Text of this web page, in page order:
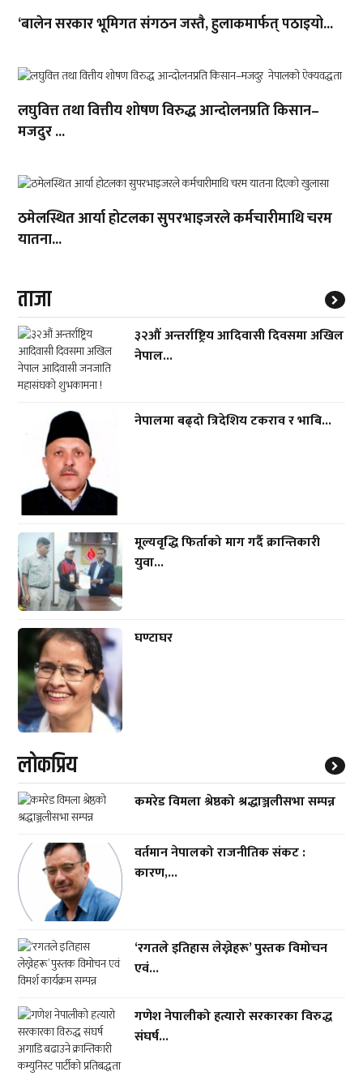
‘बालेन सरकार भूमिगत संगठन जस्तै, हुलाकमार्फत् पठाइयो...
लघुवित्त तथा वित्तीय शोषण विरुद्ध आन्दोलनप्रति किसान–
मजदुर ...
ठमेलस्थित आर्या होटलका सुपरभाइजरले कर्मचारीमाथि चरम
यातना...
ताजा
३२औं अन्तर्राष्ट्रिय आदिवासी दिवसमा अखिल
नेपाल...
नेपालमा बढ्दो त्रिदेशिय टकराव र भाबि...
मूल्यवृद्धि फिर्ताको माग गर्दै क्रान्तिकारी
युवा...
घण्टाघर
लाेकप्रिय
कमरेड विमला श्रेष्ठको श्रद्धाञ्जलीसभा सम्पन्न
वर्तमान नेपालको राजनीतिक संकट :
कारण,...
‘रगतले इतिहास लेख्नेहरू’ पुस्तक विमोचन
एवं...
गणेश नेपालीको हत्यारो सरकारका विरुद्ध
संघर्ष...